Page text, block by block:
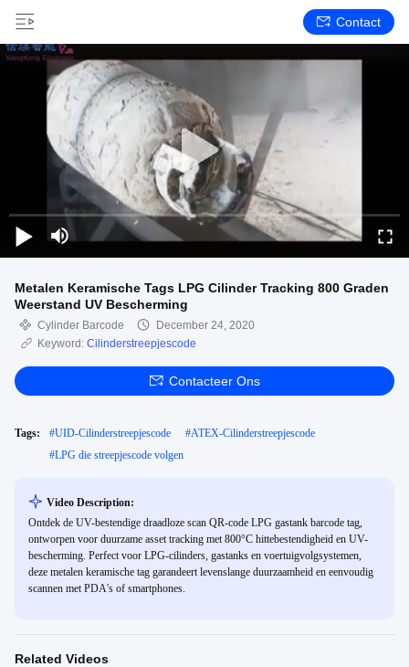
Contact
Metalen Keramische Tags LPG Cilinder Tracking 800 Graden
Weerstand UV Bescherming
Cylinder Barcode
December 24, 2020
Keyword: Cilinderstreepjescode
Contacteer Ons
Tags: #UID-Cilinderstreepjescode #ATEX-Cilinderstreepjescode
#LPG die streepjescode volgen
Video Description:
Ontdek de UV-bestendige draadloze scan QR-code LPG gastank barcode tag,
ontworpen voor duurzame asset tracking met 800°C hittebestendigheid en UV-
bescherming. Perfect voor LPG-cilinders, gastanks en voertuigvolgsystemen,
deze metalen keramische tag garandeert levenslange duurzaamheid en eenvoudig
scannen met PDA's of smartphones.
Related Videos